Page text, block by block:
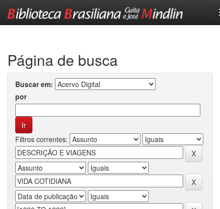
Página de busca
Buscar em:
por
Filtros correntes: